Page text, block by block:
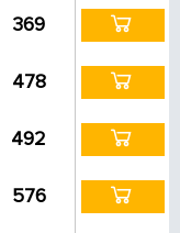
369
478
492
576